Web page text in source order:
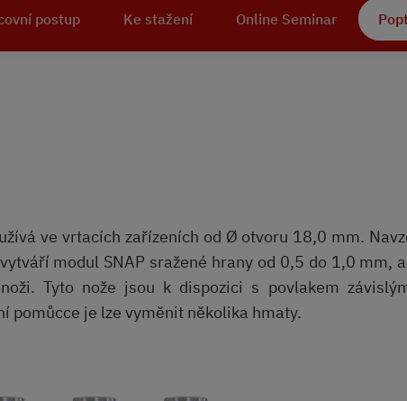
postup Ke stažení Online Seminar
ve vrtacích zařízeních od Ø otvoru 18,0 mm.
modul SNAP sražené hrany od 0,5 do 1,0 mm,
Tyto nože jsou k dispozici s povlakem
pomůcce je lze vyměnit několika hmaty.